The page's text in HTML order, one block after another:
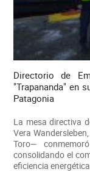
Directorio de
"Trapananda" en
Patagonia
La mesa directiva
Vera
Toro—
consolidando el
eficiencia